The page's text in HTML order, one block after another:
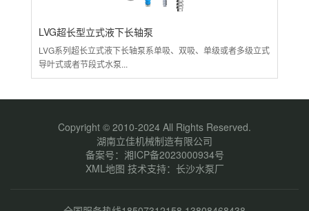
LVG超长型立式液下长轴泵
LVG系列超长立式液下长轴泵系单吸、双吸、单级或者多级立式
导叶式或者节段式水泵...
Copyright © 2010-2024 All Rights Reserved.
湖南立佳机械制造有限公司
备案号： 湘ICP备2023000934号
XML地图 技术支持： 长沙水泵厂